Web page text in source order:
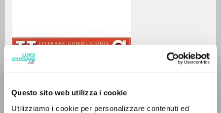
Questo sito web utilizza i cookie
Utilizziamo i cookie per personalizzare contenuti ed
BÚSQUEDA AVANZADA »